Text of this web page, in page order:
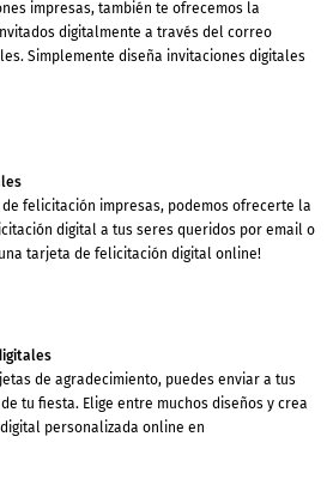
impresas, también te ofrecemos la
digitalmente a través del correo
Simplemente diseña invitaciones digitales
felicitación impresas, podemos ofrecerte la
digital a tus seres queridos por email o
tarjeta de felicitación digital online!
de agradecimiento, puedes enviar a tus
tu fiesta. Elige entre muchos diseños y crea
personalizada online en